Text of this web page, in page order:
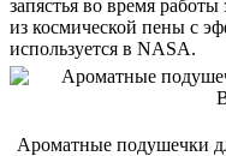
запястья во время
из космической пены с
используется в NASA.
Ароматные подушечки